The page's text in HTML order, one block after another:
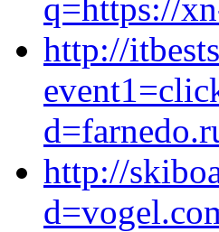
q=https://
http://
http://